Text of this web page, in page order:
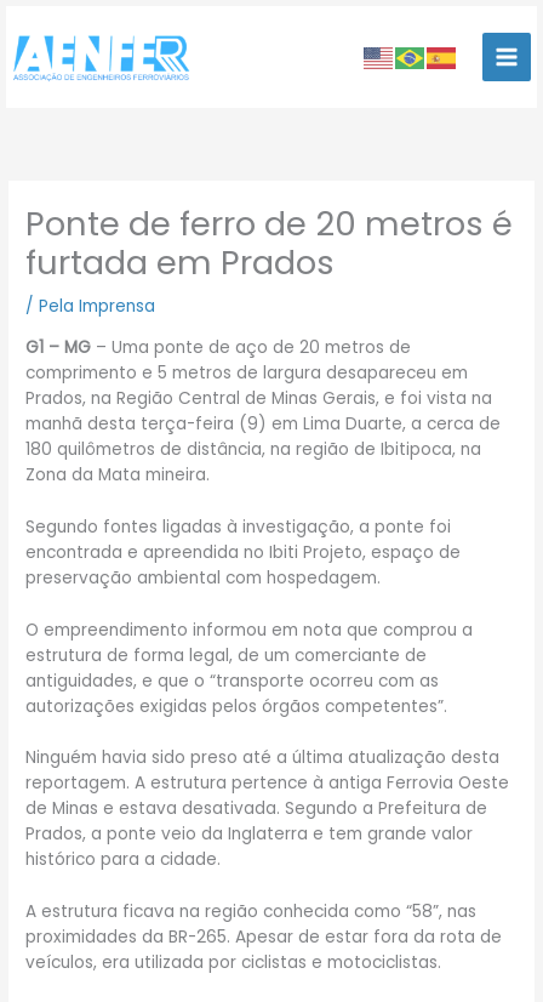
para
conteúdo
Ponte de ferro de 20 metros é
furtada em Prados
/Pela Imprensa
G1 – MG – Uma ponte de aço de 20 metros de
comprimento e 5 metros de largura desapareceu em
Prados, na Região Central de Minas Gerais, e foi vista na
manhã desta terça-feira (9) em Lima Duarte, a cerca de
180 quilômetros de distância, na região de Ibitipoca, na
Zona da Mata mineira.
Segundo fontes ligadas à investigação, a ponte foi
encontrada e apreendida no Ibiti Projeto, espaço de
preservação ambiental com hospedagem.
O empreendimento informou em nota que comprou a
estrutura de forma legal, de um comerciante de
antiguidades, e que o “transporte ocorreu com as
autorizações exigidas pelos órgãos competentes”.
Ninguém havia sido preso até a última atualização desta
reportagem. A estrutura pertence à antiga Ferrovia Oeste
de Minas e estava desativada. Segundo a Prefeitura de
Prados, a ponte veio da Inglaterra e tem grande valor
histórico para a cidade.
A estrutura ficava na região conhecida como “58”, nas
proximidades da BR-265. Apesar de estar fora da rota de
veículos, era utilizada por ciclistas e motociclistas.